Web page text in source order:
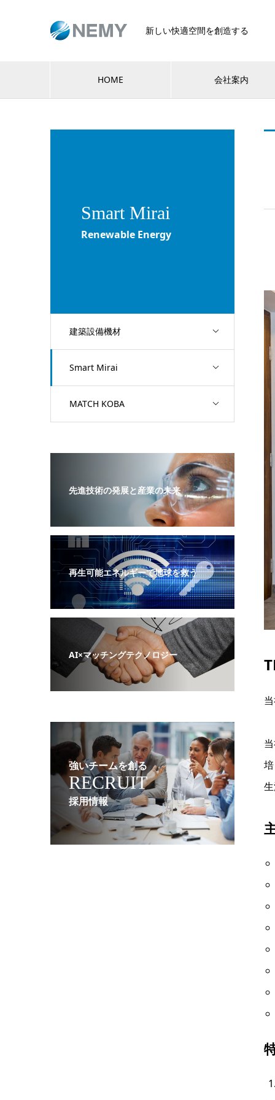
新しい快適空間を創造する
HOME 会社案内
Smart Mirai
Renewable Energy
建築設備機材
Smart Mirai
MATCH KOBA
先進技術の発展と産業の未来
再生可能エネルギーで地球を救う
AI×マッチングテクノロジー
強いチームを創る
RECRUIT
採用情報